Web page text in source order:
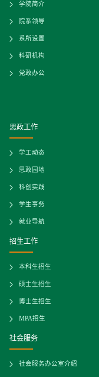
学院简介
院系领导
系所设置
科研机构
党政办公
思政工作
学工动态
思政园地
科创实践
学生事务
就业导航
招生工作
本科生招生
硕士生招生
博士生招生
MPA招生
社会服务
社会服务办公室介绍